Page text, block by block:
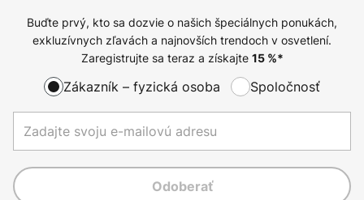
Buďte prvý, kto sa dozvie o našich špeciálnych ponukách,
exkluzívnych zľavách a najnovších trendoch v osvetlení.
Zaregistrujte sa teraz a získajte 15%*
Zákazník – fyzická osoba Spoločnosť
Odoberať